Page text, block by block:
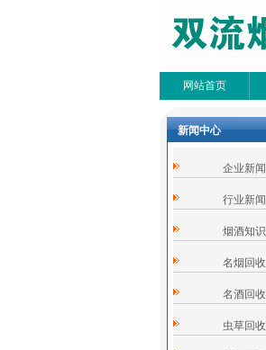
网站首页
新闻中心
企业新闻
行业新闻
烟酒知识
名烟回收
名酒回收
虫草回收